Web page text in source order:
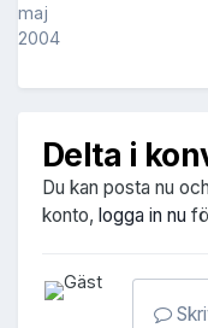
maj
2004
Delta i
Du kan posta nu
konto, logga in nu